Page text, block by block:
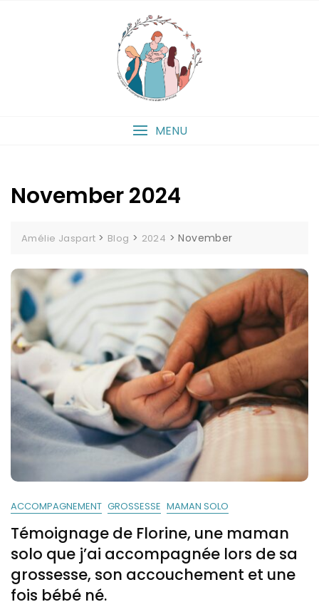
MENU
November 2024
Amélie Jaspart > Blog > 2024 >November
ACCOMPAGNEMENT GROSSESSE MAMAN SOLO
Témoignage de Florine, une maman
solo que j’ai accompagnée lors de sa
grossesse, son accouchement et une
fois bébé né.